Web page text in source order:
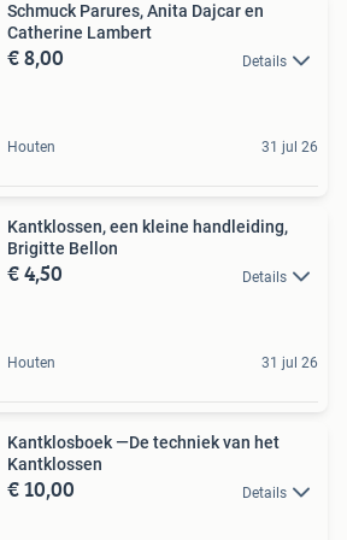
Schmuck Parures, Anita Dajcar en
Catherine Lambert
€ 8,00 Details
Houten 31 jul 26
Kantklossen, een kleine handleiding,
Brigitte Bellon
€ 4,50 Details
Houten 31 jul 26
Kantklosboek —De techniek van het
Kantklossen
€ 10,00 Details